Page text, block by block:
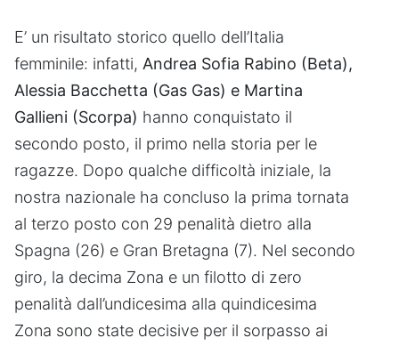
E’ un risultato storico quello dell’Italia
femminile: infatti, Andrea Sofia Rabino (Beta),
Alessia Bacchetta (Gas Gas) e Martina
Gallieni (Scorpa) hanno conquistato il
secondo posto, il primo nella storia per le
ragazze. Dopo qualche difficoltà iniziale, la
nostra nazionale ha concluso la prima tornata
al terzo posto con 29 penalità dietro alla
Spagna (26) e Gran Bretagna (7). Nel secondo
giro, la decima Zona e un filotto di zero
penalità dall’undicesima alla quindicesima
Zona sono state decisive per il sorpasso ai